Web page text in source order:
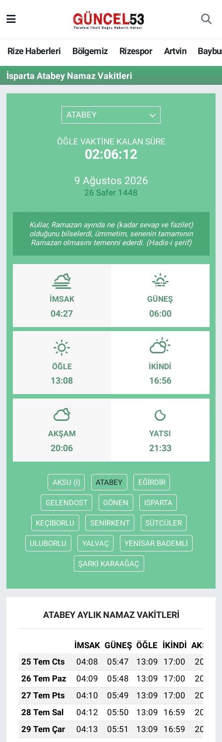
Rize Haberleri Bölgemiz Rizespor Artvin
İsparta Atabey Namaz Vakitleri
ATABEY
ÖĞLE VAKTINE KALAN SÜRE
02:06:12
9 Ağustos 2026
26 Safer 1448
Kullar, Ramazan ayında ne (kadar sevap ve fazilet)
olduğunu bilselerdi, ümmetim, senenin tamamının
Ramazan olmasını temenni ederdi. (Hadis-i şerif)
İMSAK
04:27
GÜNEŞ
06:00
ÖĞLE
13:08
İKINDI
16:56
AKŞAM
20:06
YATSI
21:33
AKSU (I) ATABEY EĞİRDİR
GELENDOST GÖNEN ISPARTA
KEÇİBORLU SENİRKENT SÜTCÜLER
ULUBORLU YALVAÇ YENİSAR BADEMLİ
ŞARKİ KARAAĞAÇ
ATABEY AYLIK NAMAZ VAKITLERI
İMSAK GÜNEŞ ÖĞLE İKINDI AKŞAM
25 Tem Cts
04:08 05:47 13:09 17:00
20:21
26 Tem Paz
04:09 05:48 13:09 17:00
20:20
27 Tem Pts
04:10 05:49 13:09 17:00
20:19
28 Tem Sal
04:12 05:50 13:09 16:59
20:18
29 Tem Çar
04:13 05:51 13:09 16:59
20:17